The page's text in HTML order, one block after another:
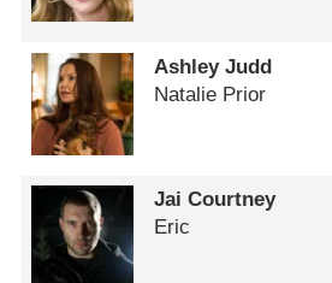
Ashley Judd
Natalie Prior
Jai Courtney
Eric